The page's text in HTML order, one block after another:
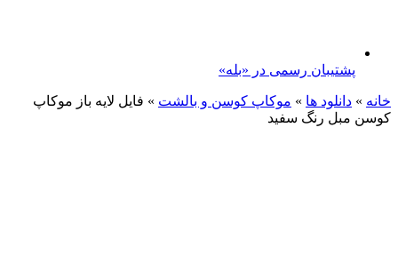
پشتیبان رسمی در «بله»
خانه » دانلود ها » موکاپ کوسن و بالشت » فایل لایه باز موکاپ
کوسن مبل رنگ سفید